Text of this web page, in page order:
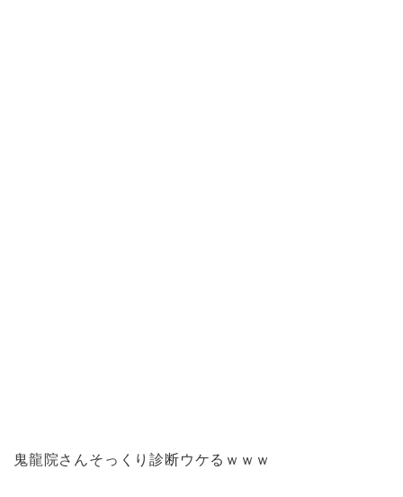
鬼龍院さんそっくり診断ウケるｗｗｗ